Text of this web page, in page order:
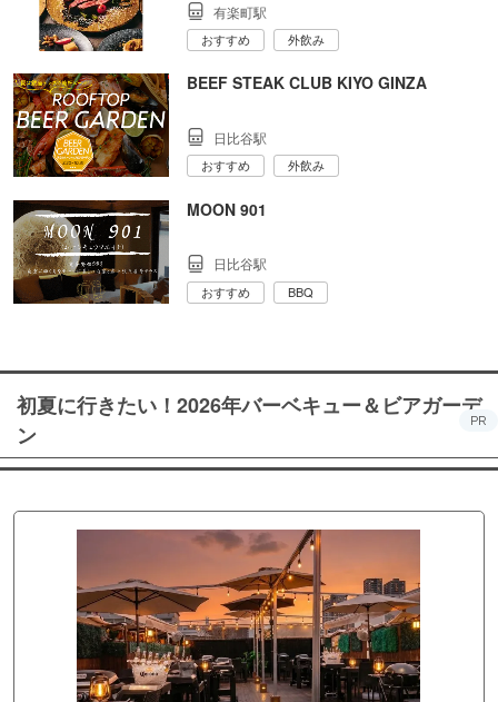
有楽町駅
おすすめ 外飲み
BEEF STEAK CLUB KIYO GINZA
日比谷駅
おすすめ 外飲み
MOON 901
日比谷駅
おすすめ BBQ
初夏に行きたい！2026年バーベキュー＆ビアガーデ
ン
PR